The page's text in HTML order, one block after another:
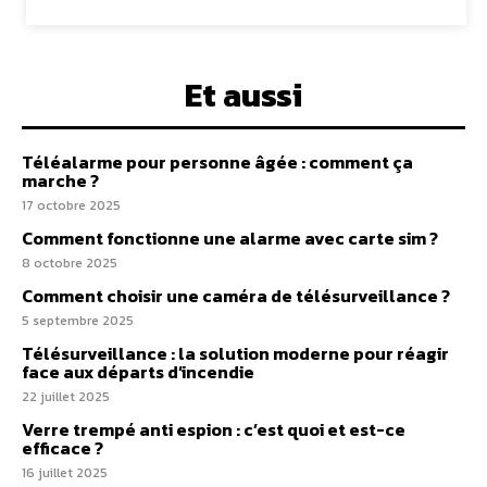
Et aussi
Téléalarme pour personne âgée : comment ça
marche ?
17 octobre 2025
Comment fonctionne une alarme avec carte sim ?
8 octobre 2025
Comment choisir une caméra de télésurveillance ?
5 septembre 2025
Télésurveillance : la solution moderne pour réagir
face aux départs d’incendie
22 juillet 2025
Verre trempé anti espion : c’est quoi et est-ce
efficace ?
16 juillet 2025